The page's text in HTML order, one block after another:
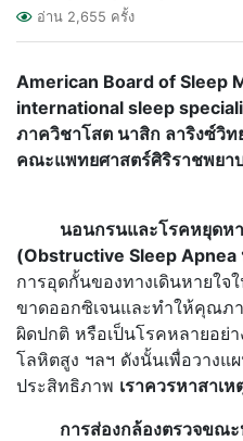
อ่าน 2,655 ครั้ง
American Board of Sleep
international sleep
ภาควิชาโสต นาสิก ลาริงซ์วิท
คณะแพทยศาสตร์ศิริราชพยา
นอนกรนและโรคหยุดหา
(Obstructive Sleep Apnea
การอุดกั้นของทางเดินหายใ
ขาดออกซิเจนและทำให้คุณภ
ผิดปกติ หรือเป็นโรคหลายอย่
โลหิตสูง ฯลฯ ดังนั้นเพื่อวางแ
ประสิทธิภาพ เราควรหาสาเ
การส่องกล้องตรวจขณะห